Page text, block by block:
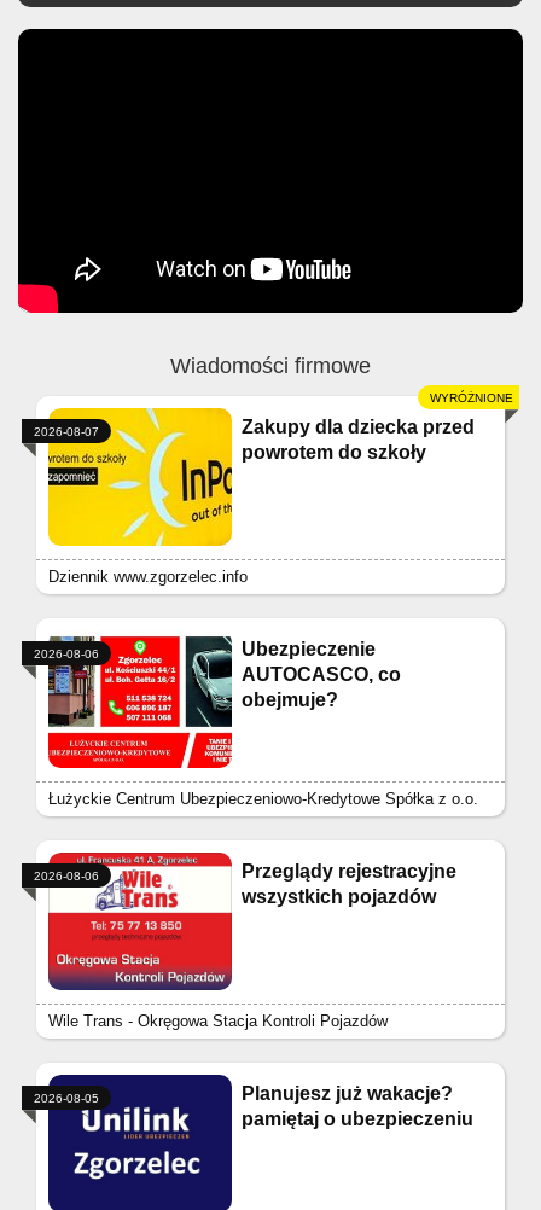
Wiadomości firmowe
Zakupy dla dziecka przed
powrotem do szkoły
Dziennik www.zgorzelec.info
2026-08-07
Ubezpieczenie
AUTOCASCO, co
obejmuje?
Łużyckie Centrum Ubezpieczeniowo-Kredytowe Spółka z o.o.
2026-08-06
Przeglądy rejestracyjne
wszystkich pojazdów
Wile Trans - Okręgowa Stacja Kontroli Pojazdów
2026-08-06
Planujesz już wakacje?
pamiętaj o ubezpieczeniu
2026-08-05